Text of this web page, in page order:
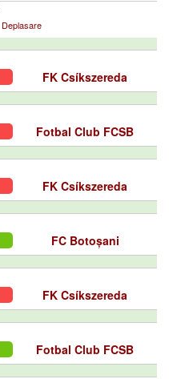
Deplasare
FK Csíkszereda
Fotbal Club FCSB
FK Csíkszereda
FC Botoșani
FK Csíkszereda
Fotbal Club FCSB